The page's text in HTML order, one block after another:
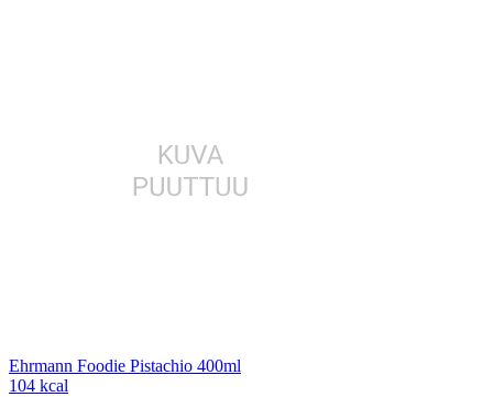
Ehrmann Foodie Pistachio 400ml
104 kcal